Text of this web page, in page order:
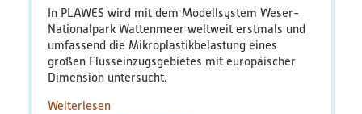
Bildungsmaterialien
Diskussionspapiere & Statuspapiere
In PLAWES wird mit dem Modellsystem Weser-
Nationalpark Wattenmeer weltweit erstmals und
umfassend die Mikroplastikbelastung eines
großen Flusseinzugsgebietes mit europäischer
Dimension untersucht.
Weiterlesenüber